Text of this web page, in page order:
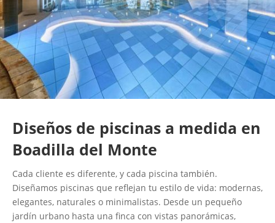
Diseños de piscinas a medida en
Boadilla del Monte
Cada cliente es diferente, y cada piscina también.
Diseñamos piscinas que reflejan tu estilo de vida: modernas,
elegantes, naturales o minimalistas. Desde un pequeño
jardín urbano hasta una finca con vistas panorámicas,